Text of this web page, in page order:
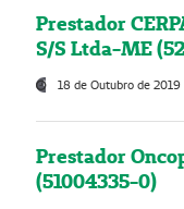
Prestador
S/S Ltda-ME
18 de Outubro de 2019
Prestador
(51004335-0)